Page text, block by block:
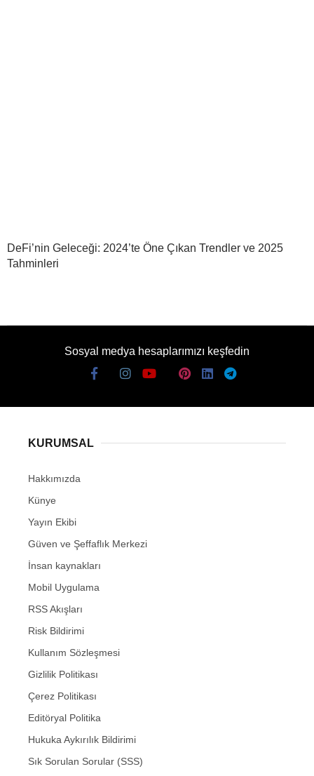
DeFi’nin Geleceği: 2024’te Öne Çıkan Trendler ve 2025
Tahminleri
Sosyal medya hesaplarımızı keşfedin
KURUMSAL
Hakkımızda
Künye
Yayın Ekibi
Güven ve Şeffaflık Merkezi
İnsan kaynakları
Mobil Uygulama
RSS Akışları
Risk Bildirimi
Kullanım Sözleşmesi
Gizlilik Politikası
Çerez Politikası
Editöryal Politika
Hukuka Aykırılık Bildirimi
Sık Sorulan Sorular (SSS)